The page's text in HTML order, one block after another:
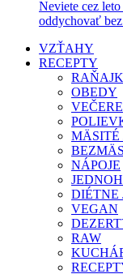
Neviete cez
oddychovať
VZŤAHY
RECEPTY
OBEDY
VEČERE
MÄSITÉ
NÁPOJE
DIÉTNE
VEGAN
RAW